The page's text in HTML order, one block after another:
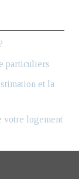
particuliers
et la
votre logement